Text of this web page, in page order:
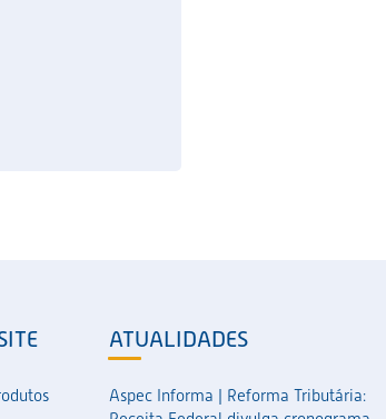
ATUALIDADES
Aspec Informa | Reforma Tributária: